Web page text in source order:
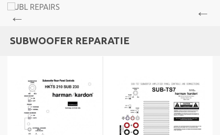
SUBWOOFER REPARATIE